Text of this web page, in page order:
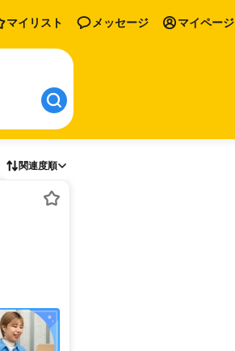
マイリスト メッセージ マイページ
関連度順